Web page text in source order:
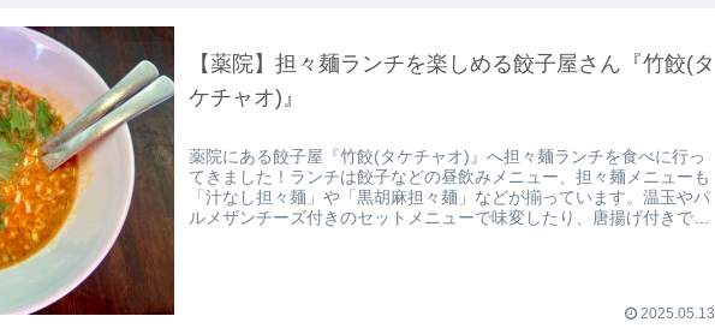
【薬院】担々麺ランチを楽しめる餃子屋さん『竹餃(タ
ケチャオ)』
薬院にある餃子屋『竹餃(タケチャオ)』へ担々麺ランチを食べに行っ
てきました！ランチは餃子などの昼飲みメニュー、担々麺メニューも
「汁なし担々麺」や「黒胡麻担々麺」などが揃っています。温玉やパ
ルメザンチーズ付きのセットメニューで味変したり、唐揚げ付きで大
2025.05.13